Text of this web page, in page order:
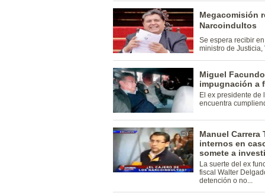
Megacomisión
Narcoindultos
Se espera recibir
ministro de Justicia,
Miguel
impugnación a
El ex presidente de
encuentra
Manuel
internos en
somete a
La suerte del ex
fiscal Walter
detención o no...